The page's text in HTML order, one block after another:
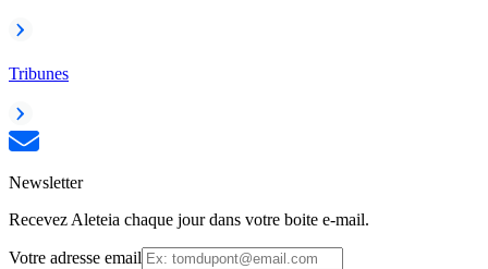
Tribunes
Newsletter
Recevez Aleteia chaque jour dans votre boite e-mail.
Votre adresse email